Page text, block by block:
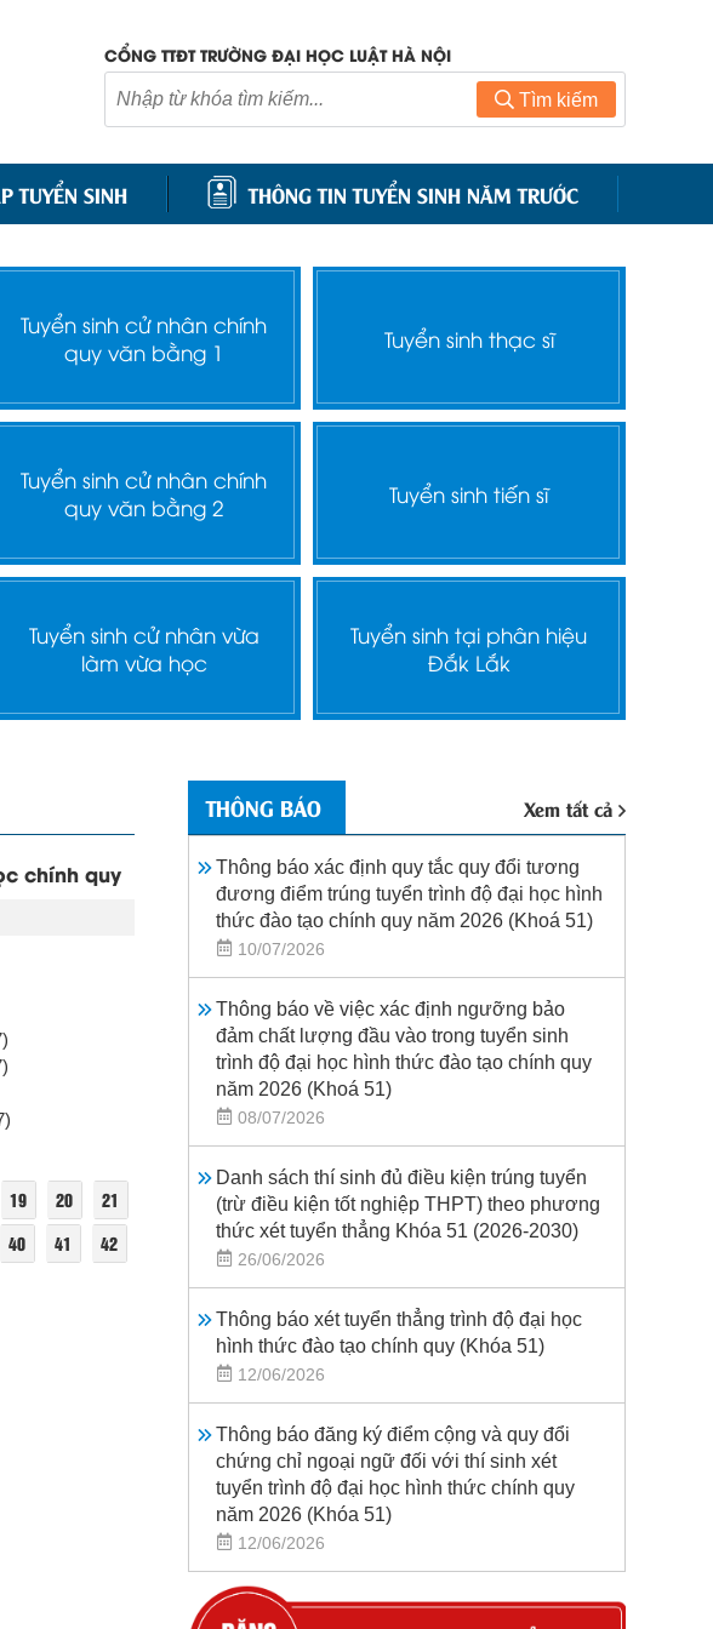
CỔNG TTĐT TRƯỜNG ĐẠI HỌC LUẬT HÀ NỘI
Tìm kiếm
TUYỂN SINH THÔNG TIN TUYỂN SINH NĂM TRƯỚC
Tuyển sinh cử nhân chính
quy văn bằng 1
Tuyển sinh thạc sĩ
Tuyển sinh cử nhân chính
quy văn bằng 2
Tuyển sinh tiến sĩ
Tuyển sinh cử nhân vừa
làm vừa học
Tuyển sinh tại phân hiệu
Đắk Lắk
chính quy
19 20
21
40 41
42
THÔNG BÁO Xem tất cả
Thông báo xác định quy tắc quy đổi tương
đương điểm trúng tuyển trình độ đại học hình
thức đào tạo chính quy năm 2026 (Khoá 51)
10/07/2026
Thông báo về việc xác định ngưỡng bảo
đảm chất lượng đầu vào trong tuyển sinh
trình độ đại học hình thức đào tạo chính quy
năm 2026 (Khoá 51)
08/07/2026
Danh sách thí sinh đủ điều kiện trúng tuyển
(trừ điều kiện tốt nghiệp THPT) theo phương
thức xét tuyển thẳng Khóa 51 (2026-2030)
26/06/2026
Thông báo xét tuyển thẳng trình độ đại học
hình thức đào tạo chính quy (Khóa 51)
12/06/2026
Thông báo đăng ký điểm cộng và quy đổi
chứng chỉ ngoại ngữ đối với thí sinh xét
tuyển trình độ đại học hình thức chính quy
năm 2026 (Khóa 51)
12/06/2026